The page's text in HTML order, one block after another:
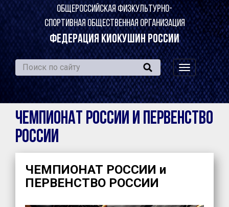
ОБЩЕРОССИЙСКАЯ ФИЗКУЛЬТУРНО-
СПОРТИВНАЯ ОБЩЕСТВЕННАЯ ОРГАНИЗАЦИЯ
ФЕДЕРАЦИЯ КИОКУШИН РОССИИ
навигация
по
сайту
ЧЕМПИОНАТ РОССИИ и ПЕРВЕНСТВО
РОССИИ
ЧЕМПИОНАТ РОССИИ и
ПЕРВЕНСТВО РОССИИ